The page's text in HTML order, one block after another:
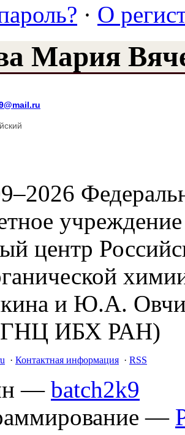
· О
Мария
центр
и Ю.А.
ИБХ РАН)
· Контактная информация · RSS
— batch2k9
—